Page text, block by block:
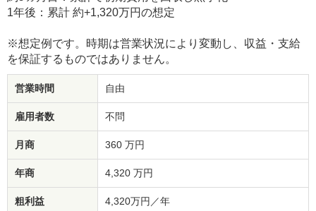
1年後：累計 約+1,320万円の想定
※想定例です。時期は営業状況により変動し、収益・支給
を保証するものではありません。
営業時間 自由
雇用者数 不問
月商 360 万円
年商 4,320 万円
粗利益 4,320万円／年